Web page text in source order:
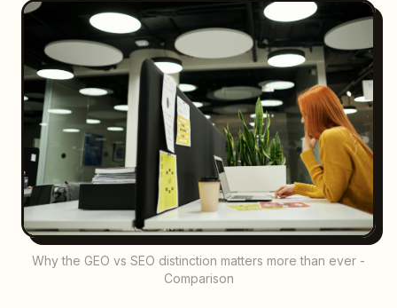
Why the GEO vs SEO distinction matters more than ever -
Comparison